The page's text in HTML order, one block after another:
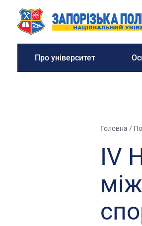
Про університет
Головна /
IV